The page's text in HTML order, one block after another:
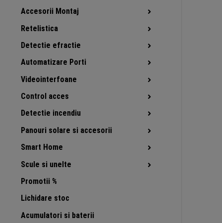
Accesorii Montaj
Retelistica
Detectie efractie
Automatizare Porti
Videointerfoane
Control acces
Detectie incendiu
Panouri solare si accesorii
Smart Home
Scule si unelte
Promotii %
Lichidare stoc
Acumulatori si baterii